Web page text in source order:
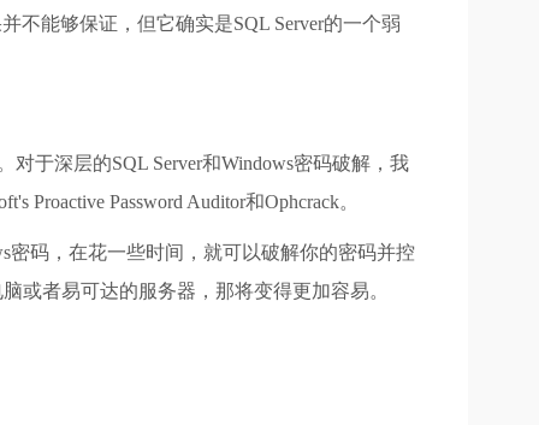
不能够保证，但它确实是SQL Server的一个弱
对于深层的SQL Server和Windows密码破解，我
Password Auditor和Ophcrack。
密码，在花一些时间，就可以破解你的密码并控
或者易可达的服务器，那将变得更加容易。